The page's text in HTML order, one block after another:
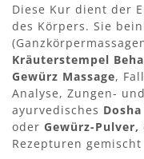
Diese Kur dient der
des Körpers. Sie
Kräuterstempel
Gewürz Massage,
Analyse, Zungen-
ayurvedisches
oder Gewürz-Pulver,
Rezepturen